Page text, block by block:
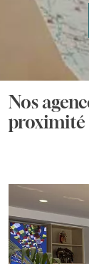
Nos
proximité